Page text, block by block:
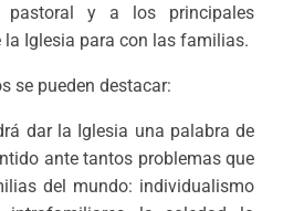
pastoral y a los principales
la Iglesia para con las familias.
se pueden destacar:
la Iglesia una palabra de
ante tantos problemas que
del mundo: individualismo